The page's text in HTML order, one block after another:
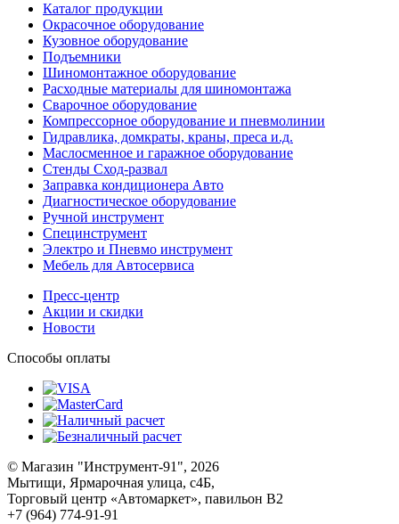
Каталог продукции
Окрасочное оборудование
Кузовное оборудование
Подъемники
Шиномонтажное оборудование
Расходные материалы для шиномонтажа
Сварочное оборудование
Компрессорное оборудование и пневмолинии
Гидравлика, домкраты, краны, преса и.д.
Маслосменное и гаражное оборудование
Стенды Сход-развал
Заправка кондиционера Авто
Диагностическое оборудование
Ручной инструмент
Специнструмент
Электро и Пневмо инструмент
Мебель для Автосервиса
Пресс-центр
Акции и скидки
Новости
Способы оплаты
© Магазин "Инструмент-91", 2026
Мытищи, Ярмарочная улица, с4Б,
Торговый центр «Автомаркет», павильон В2
+7 (964) 774-91-91